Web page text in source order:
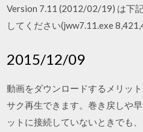
Version 7.11 (2012/02/19) は下
してください(jww7.11.exe
2015/12/09
動画をダウンロードするメリッ
サク再生できます。巻き戻しや
ットに接続していないときでも